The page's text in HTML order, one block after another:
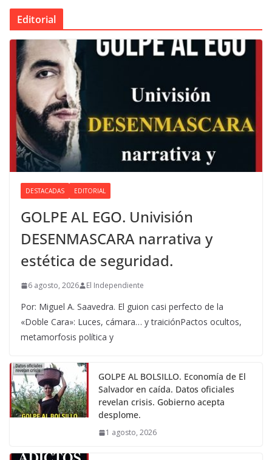
Editorial
DESTACADAS EDITORIAL
GOLPE AL EGO. Univisión
DESENMASCARA narrativa y
estética de seguridad.
6 agosto, 2026 El Independiente
Por: Miguel A. Saavedra. El guion casi perfecto de la
«Doble Cara»: Luces, cámara… y traiciónPactos ocultos,
metamorfosis política y
GOLPE AL BOLSILLO. Economía de El
Salvador en caída. Datos oficiales
revelan crisis. Gobierno acepta
desplome.
1 agosto, 2026